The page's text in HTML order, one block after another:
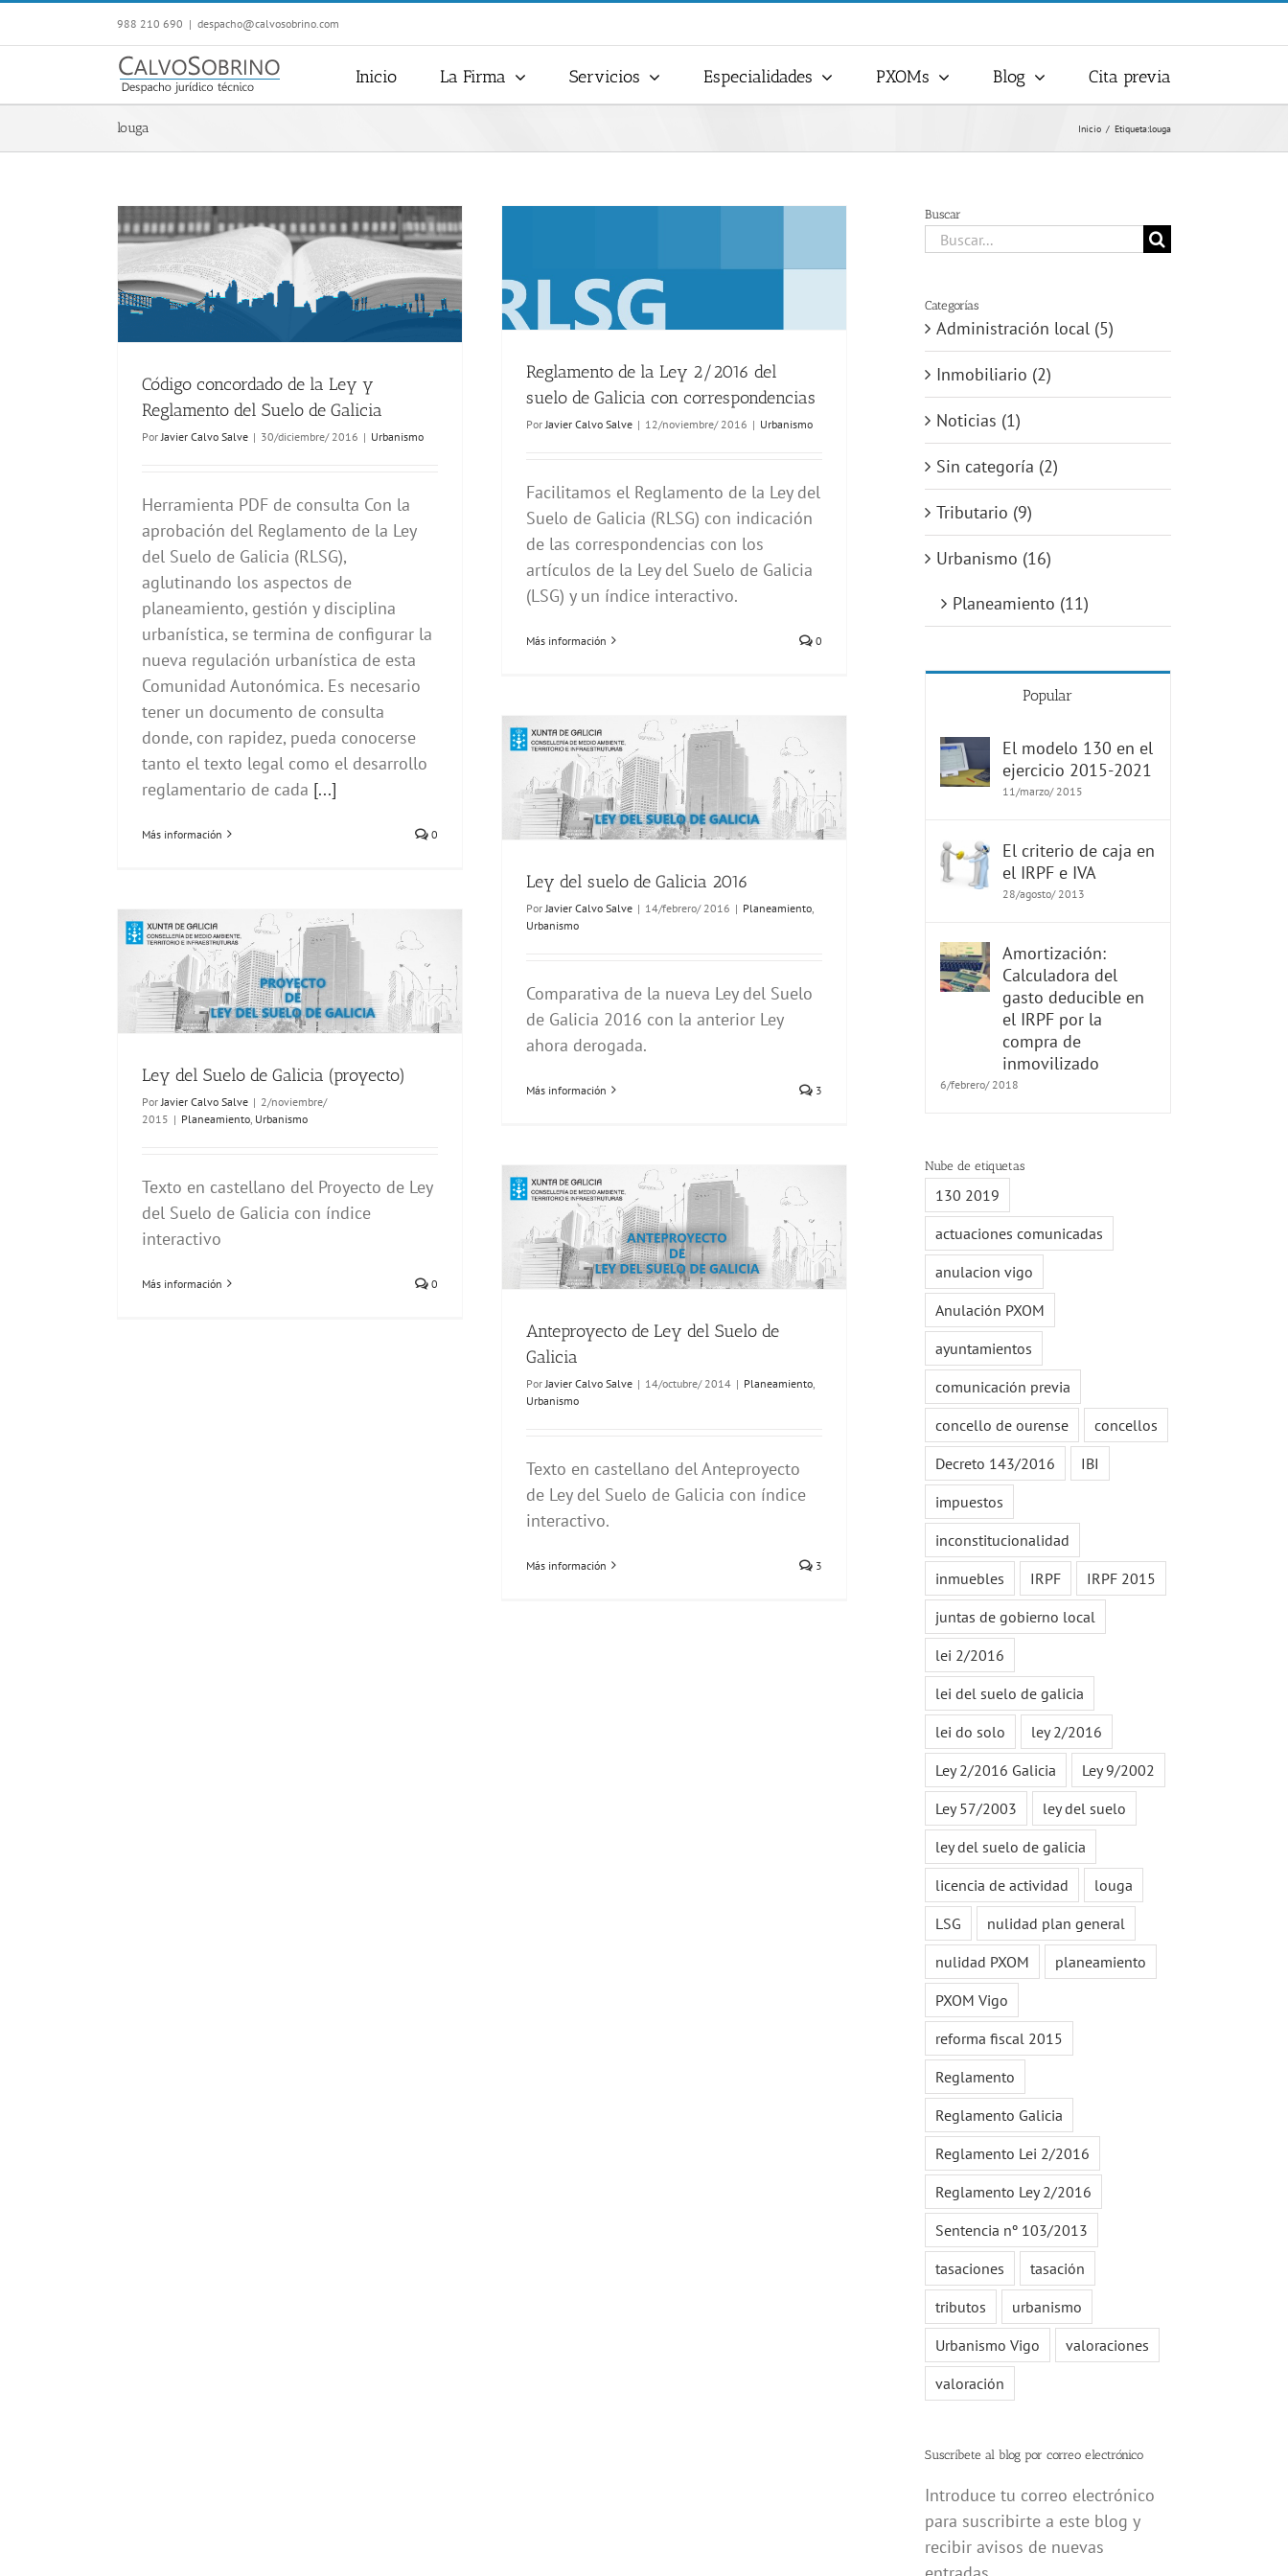
988 210 690 | despacho@calvosobrino.com
Inicio La Firma Servicios Especialidades PXOMs Blog Cita previa
louga Inicio Etiqueta:louga
Código concordado de la Ley y
Reglamento del Suelo de Galicia
Por Javier Calvo Salve | 30/diciembre/ 2016 | Urbanismo
Herramienta PDF de consulta Con la
aprobación del Reglamento de la Ley
del Suelo de Galicia (RLSG),
aglutinando los aspectos de
planeamiento, gestión y disciplina
urbanística, se termina de configurar la
nueva regulación urbanística de esta
Comunidad Autonómica. Es necesario
tener un documento de consulta
donde, con rapidez, pueda conocerse
tanto el texto legal como el desarrollo
reglamentario de cada [...]
Más información 0
Reglamento de la Ley 2/2016 del
suelo de Galicia con correspondencias
Por Javier Calvo Salve | 12/noviembre/ 2016 | Urbanismo
Facilitamos el Reglamento de la Ley del
Suelo de Galicia (RLSG) con indicación
de las correspondencias con los
artículos de la Ley del Suelo de Galicia
(LSG) y un índice interactivo.
Más información 0
Ley del suelo de Galicia 2016
Por Javier Calvo Salve | 14/febrero/ 2016 | Planeamiento
Urbanismo
Comparativa de la nueva Ley del Suelo
de Galicia 2016 con la anterior Ley
ahora derogada.
Más información 3
Ley del Suelo de Galicia (proyecto)
Por Javier Calvo Salve | 2/noviembre/
2015 | Planeamiento Urbanismo
Texto en castellano del Proyecto de Ley
del Suelo de Galicia con índice
interactivo
Más información 0
Anteproyecto de Ley del Suelo de
Galicia
Por Javier Calvo Salve | 14/octubre/ 2014 | Planeamiento
Urbanismo
Texto en castellano del Anteproyecto
de Ley del Suelo de Galicia con índice
interactivo.
Más información 3
Buscar
Buscar:
Categorías
Administración local (5)
Inmobiliario (2)
Noticias (1)
Sin categoría (2)
Tributario (9)
Urbanismo (16)
Planeamiento (11)
Popular
El modelo 130 en el
ejercicio 2015-2021
11/marzo/ 2015
El criterio de caja en
el IRPF e IVA
28/agosto/ 2013
Amortización:
Calculadora del
gasto deducible en
el IRPF por la
compra de
inmovilizado
6/febrero/ 2018
Nube de etiquetas
130 2019
actuaciones comunicadas
anulacion vigo
Anulación PXOM
ayuntamientos
comunicación previa
concello de ourense
concellos
Decreto 143/2016
IBI
impuestos
inconstitucionalidad
inmuebles
IRPF
IRPF 2015
juntas de gobierno local
lei 2/2016
lei del suelo de galicia
lei do solo
ley 2/2016
Ley 2/2016 Galicia
Ley 9/2002
Ley 57/2003
ley del suelo
ley del suelo de galicia
licencia de actividad
louga
LSG
nulidad plan general
nulidad PXOM
planeamiento
PXOM Vigo
reforma fiscal 2015
Reglamento
Reglamento Galicia
Reglamento Lei 2/2016
Reglamento Ley 2/2016
Sentencia nº 103/2013
tasaciones
tasación
tributos
urbanismo
Urbanismo Vigo
valoraciones
valoración
Suscríbete al blog por correo electrónico
Introduce tu correo electrónico
para suscribirte a este blog y
recibir avisos de nuevas